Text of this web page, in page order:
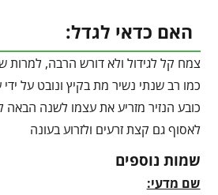
האם כדאי לגדל:
צמח קל לגידול ולא דורש הרבה, למרות
כמו רב שנתי נשיר מת בקיץ ונובט על
כובע הנזיר מזריע את עצמו לשנה
לאסוף גם קצת זרעים ולזרוע בעונה
שמות נוספים
שם מדעי: